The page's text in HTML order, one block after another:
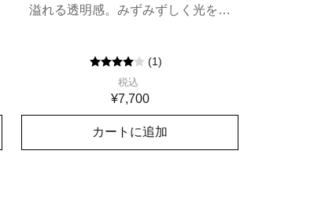
溢れる透明感。みずみずしく光を放
(1)
税込
¥7,700
カートに追加